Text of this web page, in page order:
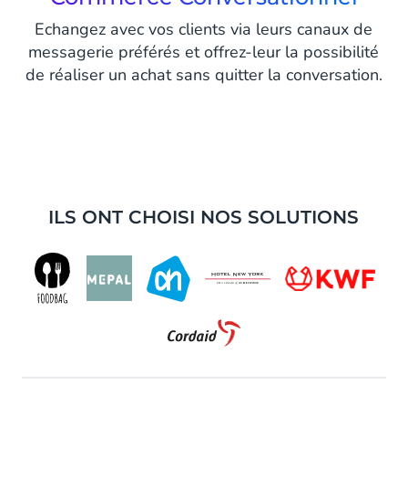
Echangez avec vos clients via leurs canaux de
messagerie préférés et offrez-leur la possibilité
de réaliser un achat sans quitter la conversation.
ILS ONT CHOISI NOS SOLUTIONS